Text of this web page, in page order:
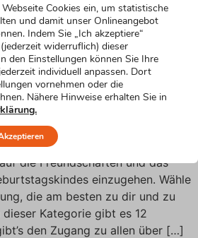
besten zu dir und zu deiner Rede
gibt es 10 Textbausteine: Hier
allen über 1000 lustigen
anmelden Noch […]
Familie
Freunde und Familie Hier
um in deiner Rede
die Freundschaften und das
einzugehen. Wähle
die am besten zu dir und zu
dieser Kategorie gibt es 12
den Zugang zu allen über […]
Cookies ein, um statistische
und damit unser Onlineangebot
Indem Sie „Ich akzeptiere“
widerruflich) dieser
den Einstellungen können Sie Ihre
individuell anpassen. Dort
vornehmen oder die
Nähere Hinweise erhalten Sie in